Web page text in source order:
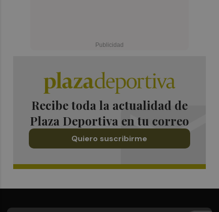
Recibe toda la actualidad de
Plaza Deportiva en tu correo
Quiero suscribirme